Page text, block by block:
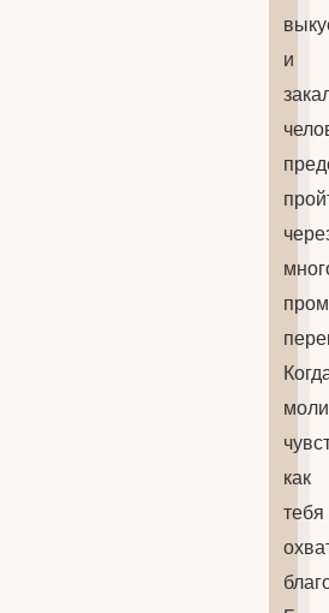
и
как
тебя